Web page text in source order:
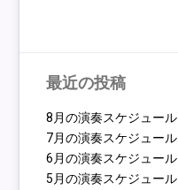
最近の投稿
8月の演奏スケジュール
7月の演奏スケジュール
6月の演奏スケジュール
5月の演奏スケジュール